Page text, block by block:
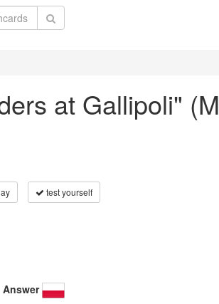
at Gallipoli"
test yourself
Answer